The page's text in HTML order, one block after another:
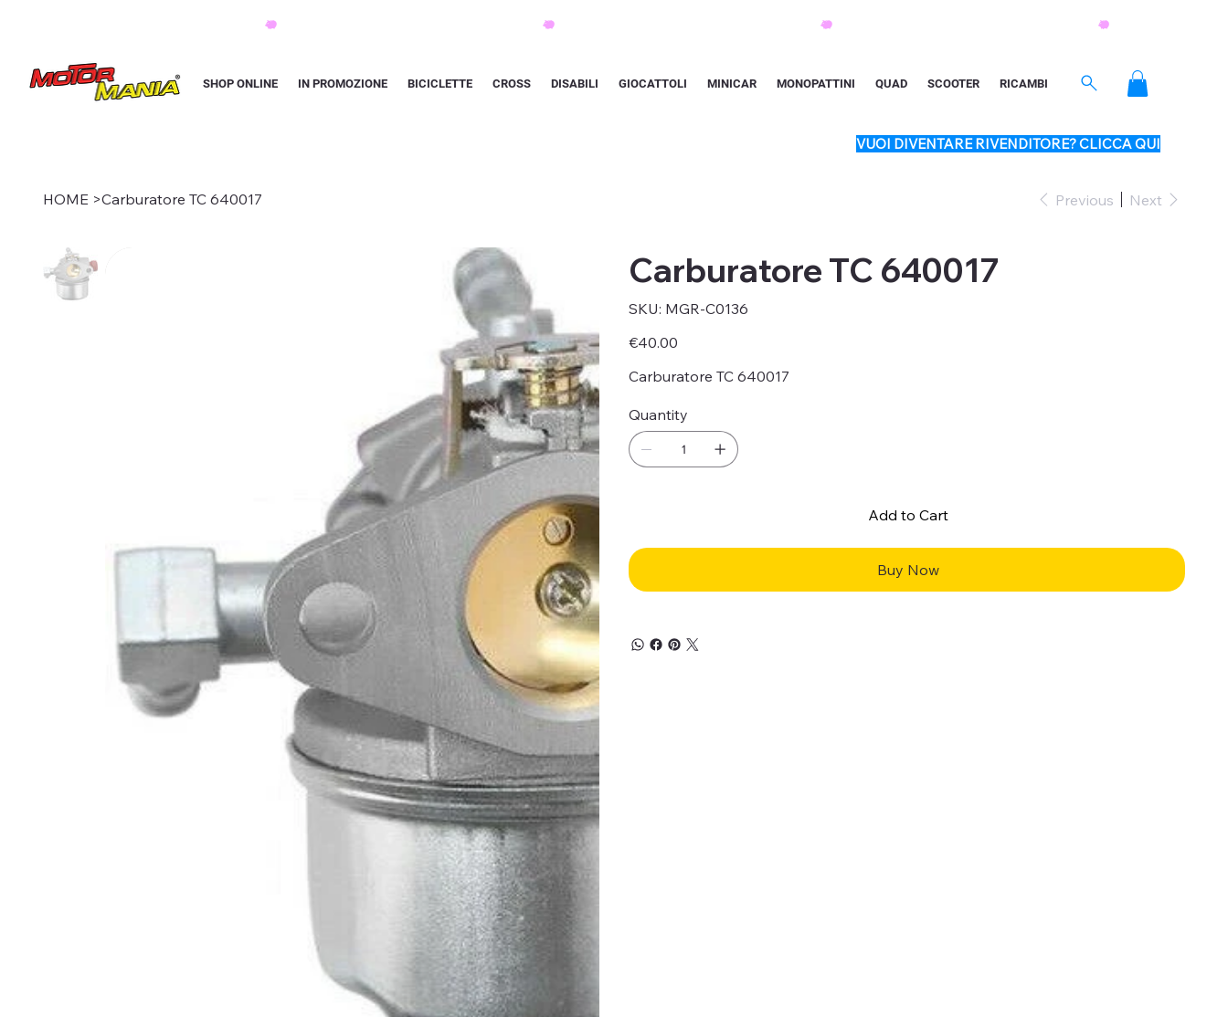
SHOP ONLINE IN PROMOZIONE BICICLETTE CROSS DISABILI GIOCATTOLI MINICAR MONOPATTINI QUAD SCOOTER RICAMBI
VUOI DIVENTARE RIVENDITORE? CLICCA QUI
HOME >Carburatore TC 640017 Previous Next
Carburatore TC 640017
SKU: SKU
MGR-
MGR-C0136
Price
€40.00
Carburatore TC 640017
Quantity
Add to Cart
Buy Now